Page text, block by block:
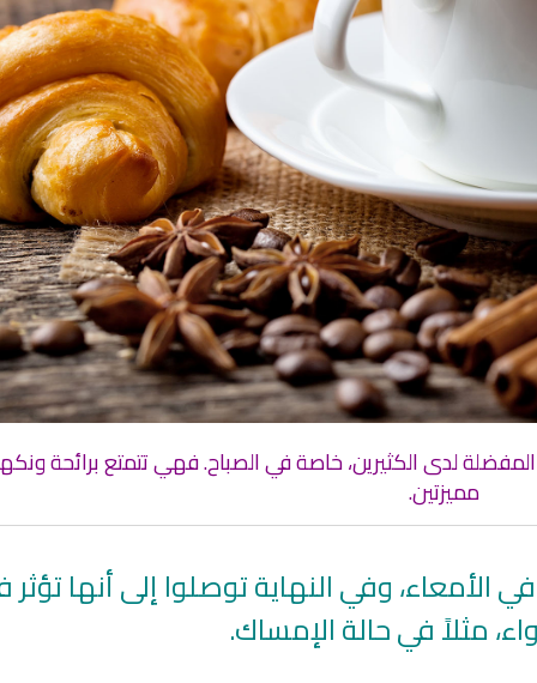
لدى الكثيرين، خاصة في الصباح. فهي تتمتع برائحة
مميزتين.
الأمعاء، وفي النهاية توصلوا إلى أنها
مثلاً في حالة الإمساك.
انشودة الرئيس احمد الشرع
اناشيد ابراهيم الاحمد
1518 | 2026-06-20
انشودة تلك
أناشيد
3614 | 2026-03-30
القران الكريم مباشرة بصوت الشيخ اذاعة القران الكريم